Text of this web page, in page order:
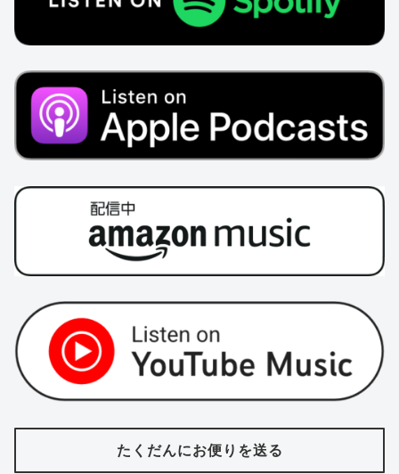
たくだんにお便りを送る